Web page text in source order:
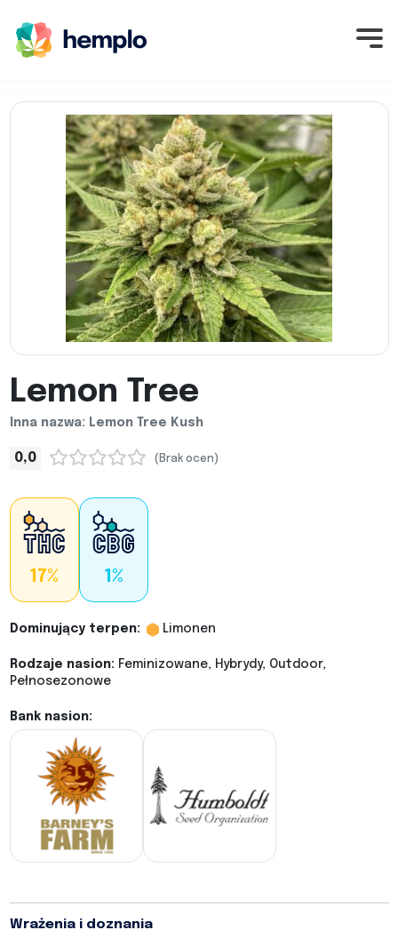
Lemon Tree
Inna nazwa: Lemon Tree Kush
0,0 (Brak ocen)
17% 1%
Dominujący terpen: Limonen
Rodzaje nasion: Feminizowane, Hybrydy, Outdoor,
Pełnosezonowe
Bank nasion:
Wrażenia i doznania